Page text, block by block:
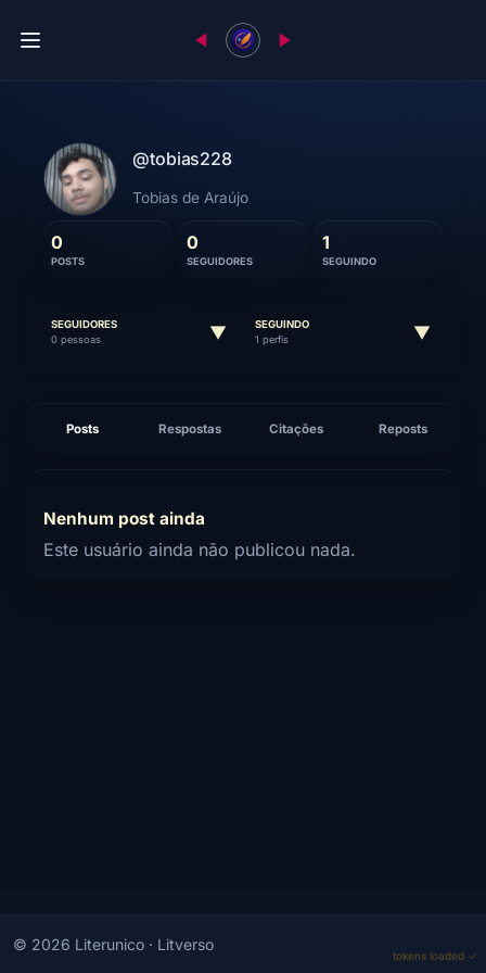
@tobias228
Tobias de Araújo
0
POSTS
0
SEGUIDORES
1
SEGUINDO
SEGUIDORES
0 pessoas
▼
SEGUINDO
1 perfis
▼
Posts Respostas Citações Reposts
Nenhum post ainda
Este usuário ainda não publicou nada.
© 2026 Literunico · Litverso